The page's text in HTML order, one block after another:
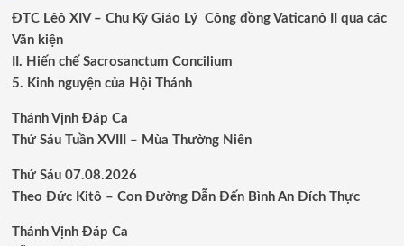
ĐTC Lêô XIV – Chu Kỳ Giáo Lý Công đồng Vaticanô II qua các
Văn kiện
II. Hiến chế Sacrosanctum Concilium
5. Kinh nguyện của Hội Thánh
Thánh Vịnh Đáp Ca
Thứ Sáu Tuần XVIII – Mùa Thường Niên
Thứ Sáu 07.08.2026
Theo Đức Kitô – Con Đường Dẫn Đến Bình An Đích Thực
Thánh Vịnh Đáp Ca